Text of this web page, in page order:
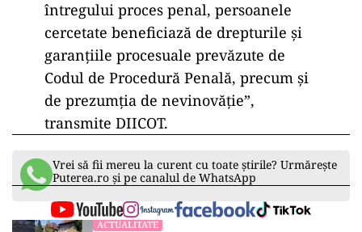
întregului proces penal, persoanele
cercetate beneficiază de drepturile și
garanțiile procesuale prevăzute de
Codul de Procedură Penală, precum și
de prezumția de nevinovăție”,
transmite DIICOT.
Vrei să fii mereu la curent cu toate știrile? Urmărește
Puterea.ro și pe canalul de WhatsApp
ACTUALITATE